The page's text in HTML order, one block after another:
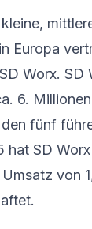
Europa
Worx. SD
6.
fünf
SD Worx
von